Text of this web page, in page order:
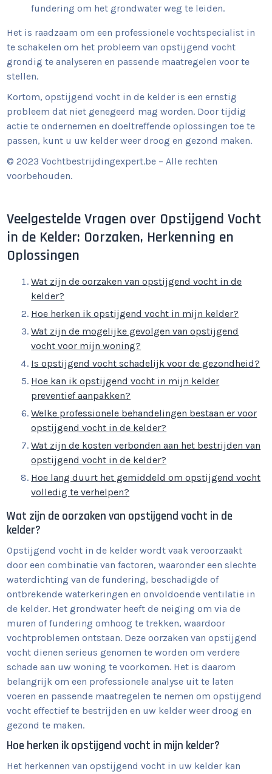
fundering om het grondwater weg te leiden.
Het is raadzaam om een professionele vochtspecialist in
te schakelen om het probleem van opstijgend vocht
grondig te analyseren en passende maatregelen voor te
stellen.
Kortom, opstijgend vocht in de kelder is een ernstig
probleem dat niet genegeerd mag worden. Door tijdig
actie te ondernemen en doeltreffende oplossingen toe te
passen, kunt u uw kelder weer droog en gezond maken.
© 2023 Vochtbestrijdingexpert.be – Alle rechten
voorbehouden.
Veelgestelde Vragen over Opstijgend Vocht
in de Kelder: Oorzaken, Herkenning en
Oplossingen
Wat zijn de oorzaken van opstijgend vocht in de
kelder?
Hoe herken ik opstijgend vocht in mijn kelder?
Wat zijn de mogelijke gevolgen van opstijgend
vocht voor mijn woning?
Is opstijgend vocht schadelijk voor de gezondheid?
Hoe kan ik opstijgend vocht in mijn kelder
preventief aanpakken?
Welke professionele behandelingen bestaan er voor
opstijgend vocht in de kelder?
Wat zijn de kosten verbonden aan het bestrijden van
opstijgend vocht in de kelder?
Hoe lang duurt het gemiddeld om opstijgend vocht
volledig te verhelpen?
Wat zijn de oorzaken van opstijgend vocht in de
kelder?
Opstijgend vocht in de kelder wordt vaak veroorzaakt
door een combinatie van factoren, waaronder een slechte
waterdichting van de fundering, beschadigde of
ontbrekende waterkeringen en onvoldoende ventilatie in
de kelder. Het grondwater heeft de neiging om via de
muren of fundering omhoog te trekken, waardoor
vochtproblemen ontstaan. Deze oorzaken van opstijgend
vocht dienen serieus genomen te worden om verdere
schade aan uw woning te voorkomen. Het is daarom
belangrijk om een professionele analyse uit te laten
voeren en passende maatregelen te nemen om opstijgend
vocht effectief te bestrijden en uw kelder weer droog en
gezond te maken.
Hoe herken ik opstijgend vocht in mijn kelder?
Het herkennen van opstijgend vocht in uw kelder kan